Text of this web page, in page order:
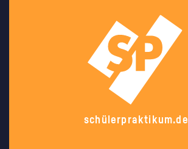
schülerpraktikum.de